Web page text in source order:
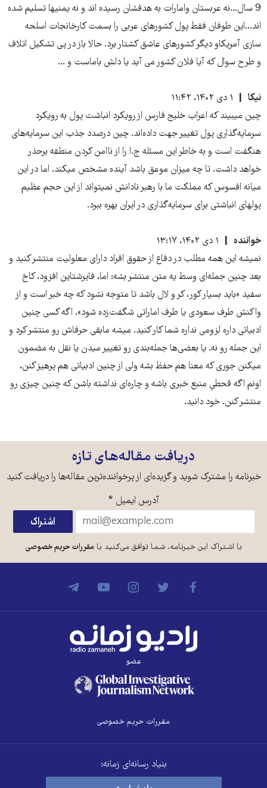
9 سال...نه عربستان وامارات به هدفشان رسیده اند و نه یمنیها تسلیم شده
اند...این طوفان فقط پول کشورهای عربی را بسمت کارخانجات اسلحه
سازی آمریکاو دیگر کشورهای عاشق کشتار برد. حالا باز در پی تشکیل اتلاف
و طرح سوال که آیا فلان کشور می آید یا دلش باماست و ...
نیکا
۱ دی ۱۴۰۲، ۱۱:۴۲
چین میبیند که اعراب خلیج فارس از رویکرد انباشت پول به رویکرد
سرمایه‌گذاری پول تغییر جهت داده‌اند. چین درصدد جذب این سرمایه‌های
هنگفت است و به خاطر این مسئله ج.ا را از ناامن کردن منطقه برحذر
خواهد داشت. تا چه میزان موعق باشد آینده مشخص میکند. اما در این
میانه افسوس که مملکت ما با رهبر نادانش نمیتواند از این حجم عظیم
پولهای انباشتی برای سرمایه‌گذاری در ایران بهره ببرد.
خواننده
۱ دی ۱۴۰۲، ۱۳:۱۷
نمیشه این همه مطلب در دفاع از حقوق افراد دارای معلولیت منتشر کنید و
بعد چنین جمله‌ای وسط یه متن منتشر بشه: اما، فایرشتاین افزود، کاخ
سفید «باید بسیار کور، کر و لال باشد تا متوجه نشود که چه خبر است و از
واکنش طرف سعودی یا طرف اماراتی شگفت‌زده شود». اگه کسی چنین
ادبیاتی داره لزومی نداره شما کار کنید. میشه مابقی حرفاش رو منتشر کرد و
این جمله رو نه. یا بعضی‌ها جمله‌بندی رو تغییر میدن یا نقل به مضمون
میکنن جوری که معنا هم حفظ بشه ولی از چنین ادبیاتی هم پرهیز کنن،
اونم اگه قحطیِ منبع خبری باشه و چاره‌ای نداشته باشن که چنین چیزی رو
منتشر کنن. خود دانید.
دریافت مقاله‌های تازه
خبرنامه را مشترک شوید و گزیده‌ای از پرخواننده‌ترین مقاله‌ها را دریافت کنید
آدرس ایمیل *
با اشتراک این خبرنامه، شما توافق می‌کنید بامقررات حریم خصوصی
عضو
مقررات حریم خصوصی
بنیاد رسانه‌ای زمانه: